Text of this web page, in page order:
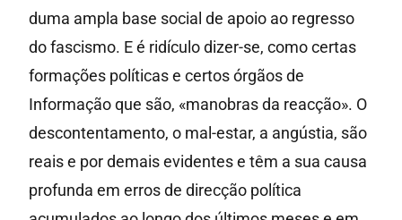
duma ampla base social de apoio ao regresso
do fascismo. E é ridículo dizer-se, como certas
formações políticas e certos órgãos de
Informação que são, «manobras da reacção». O
descontentamento, o mal-estar, a angústia, são
reais e por demais evidentes e têm a sua causa
profunda em erros de direcção política